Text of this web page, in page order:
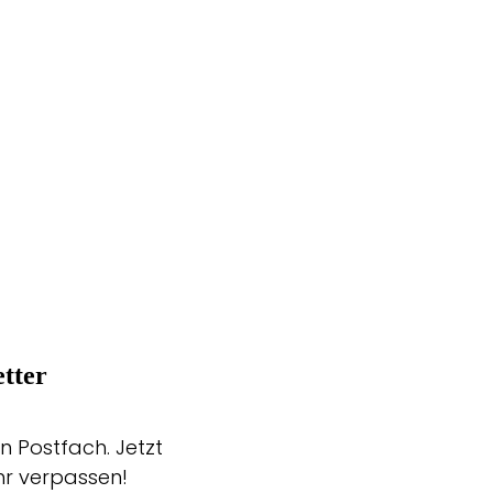
Postfach. Jetzt
verpassen!